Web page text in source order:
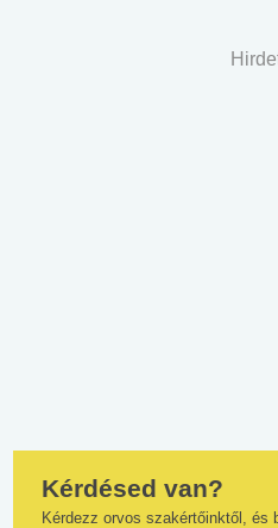
Kérdésed van?
Kérdezz orvos szakértőinktől, és